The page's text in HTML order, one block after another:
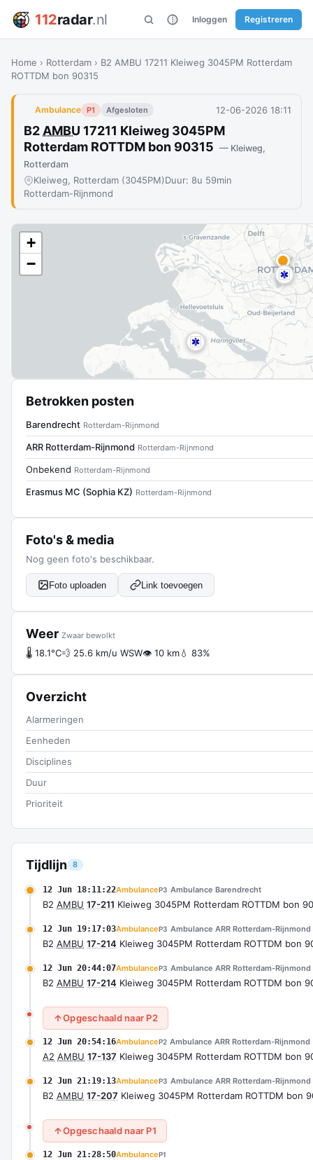
112radar.nl Inloggen Registreren
Home › Rotterdam › B2 AMBU 17211 Kleiweg 3045PM Rotterdam
ROTTDM bon 90315
Ambulance P1 Afgesloten 12-06-2026 18:11
B2 AMBU 17211 Kleiweg 3045PM
Rotterdam ROTTDM bon 90315 — Kleiweg,
Rotterdam
Kleiweg, Rotterdam (3045PM)Duur: 8u 59min
Rotterdam-Rijnmond
Tijdlijn 8
12 Jun 18:11:22AmbulanceP3 Ambulance Barendrecht
B2 AMBU 17-211 Kleiweg 3045PM Rotterdam ROTTDM bon
12 Jun 19:17:03AmbulanceP3 Ambulance ARR Rotterdam-Rijnmond
B2 AMBU 17-214 Kleiweg 3045PM Rotterdam ROTTDM bon
12 Jun 20:44:07AmbulanceP3 Ambulance ARR Rotterdam-Rijnmond
B2 AMBU 17-214 Kleiweg 3045PM Rotterdam ROTTDM bon
Opgeschaald naar P2
12 Jun 20:54:16AmbulanceP2 Ambulance ARR Rotterdam-Rijnmond
A2 AMBU 17-137 Kleiweg 3045PM Rotterdam ROTTDM bon
12 Jun 21:19:13AmbulanceP3 Ambulance ARR Rotterdam-Rijnmond
B2 AMBU 17-207 Kleiweg 3045PM Rotterdam ROTTDM bon
Opgeschaald naar P1
12 Jun 21:28:50AmbulanceP1
+
−
Betrokken posten
Barendrecht Rotterdam-Rijnmond
ARR Rotterdam-Rijnmond Rotterdam-Rijnmond
Onbekend Rotterdam-Rijnmond
Erasmus MC (Sophia KZ) Rotterdam-Rijnmond
Foto's & media
Nog geen foto's beschikbaar.
Foto uploaden Link toevoegen
Weer Zwaar bewolkt
🌡 18.1°C💨 25.6 km/u WSW👁 10 km💧 83%
Overzicht
Alarmeringen
Eenheden
Disciplines
Duur
Prioriteit